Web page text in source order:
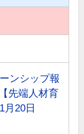
ンシップ報
先端人材育
月20日